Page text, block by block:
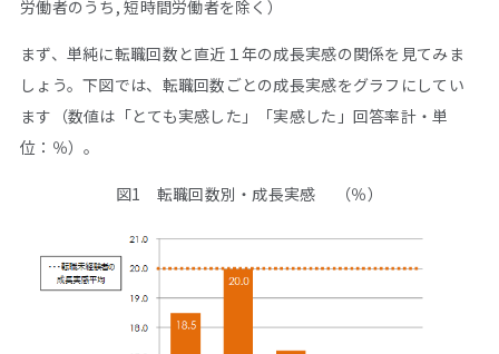
労働者のうち, 短時間労働者を除く）
まず、単純に転職回数と直近１年の成長実感の関係を見てみま
しょう。下図では、転職回数ごとの成長実感をグラフにしてい
ます（数値は「とても実感した」「実感した」回答率計・単
位：％）。
図1 転職回数別・成長実感 （％）